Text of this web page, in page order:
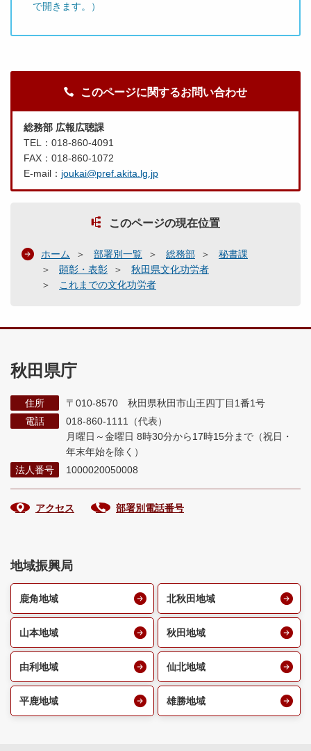
で開きます。）
このページに関するお問い合わせ
総務部 広報広聴課
TEL：018-860-4091
FAX：018-860-1072
E-mail： joukai@pref.akita.lg.jp
このページの現在位置
ホーム 部署別一覧 総務部
秘書課
顕彰・表彰
秋田県文化功労者
これまでの文化功労者
秋田県庁
住所
〒010-8570 秋田県秋田市山王四丁目1番1号
電話
018-860-1111（代表）
月曜日～金曜日 8時30分から17時15分まで （祝日・
年末年始を除く）
法人番号
1000020050008
アクセス 部署別電話番号
地域振興局
鹿角地域 北秋田地域
山本地域 秋田地域
由利地域 仙北地域
平鹿地域 雄勝地域